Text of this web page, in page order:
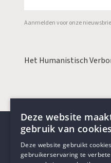
Aanmelden voor onze
Het Humanistisch
Deze website
gebruik van
Deze website gebruikt
gebruikerservaring te